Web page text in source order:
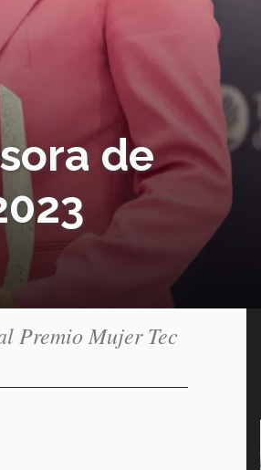
de
Premio Mujer Tec